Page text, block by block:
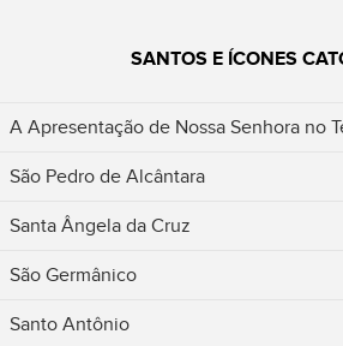
SANTOS E ÍCONES
A Apresentação de Nossa Senhora no
São Pedro de Alcântara
Santa Ângela da Cruz
São Germânico
Santo Antônio